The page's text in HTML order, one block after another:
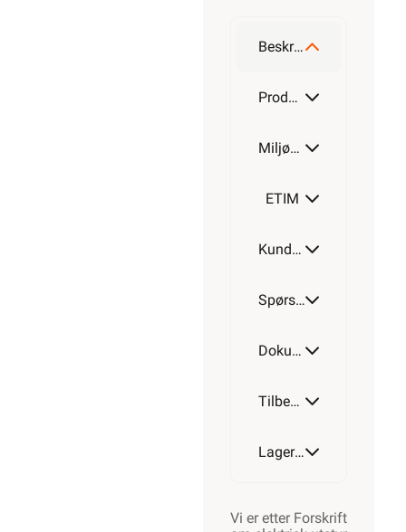
Beskrivelse
Produktdetaljer
Miljøparametere
ETIM
Kundeomtale
Spørsmål og svar
Dokumentasjon
Tilbehør
Lagerstatus
Vi er etter Forskrift